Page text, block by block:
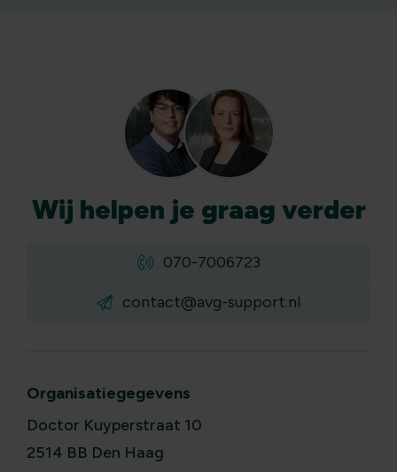
Wij helpen je graag verder
070-7006723
contact@avg-support.nl
Organisatiegegevens
Doctor Kuyperstraat 10
2514 BB Den Haag